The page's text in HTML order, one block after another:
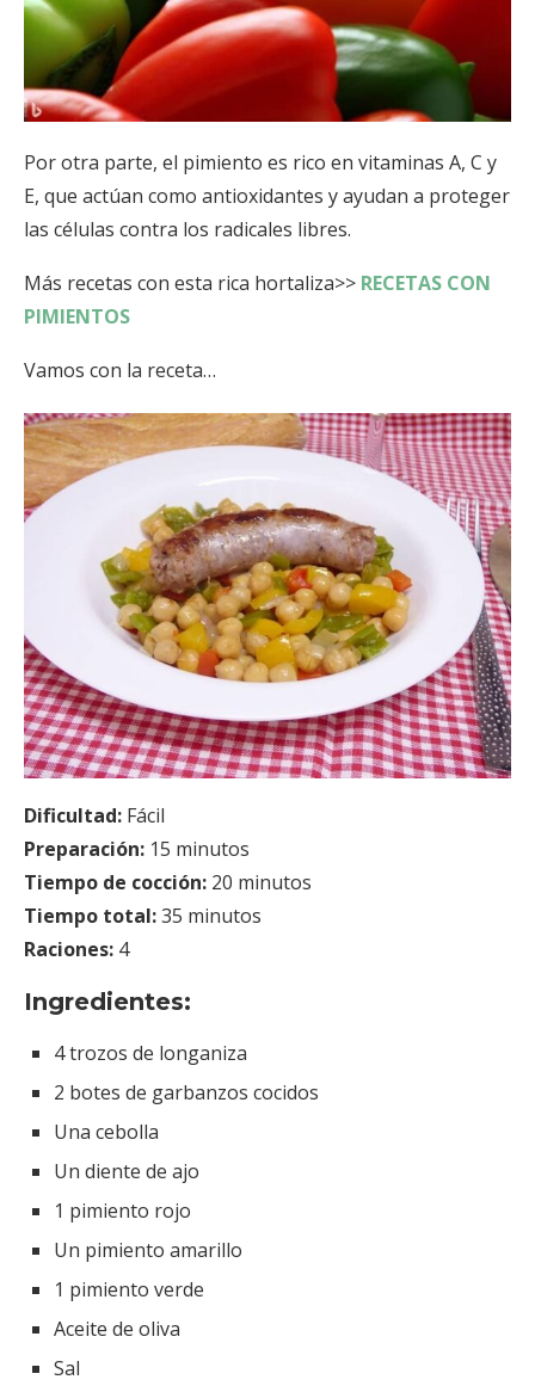
Por otra parte, el pimiento es rico en vitaminas A, C y
E, que actúan como antioxidantes y ayudan a proteger
las células contra los radicales libres.
Más recetas con esta rica hortaliza>> RECETAS CON
PIMIENTOS
Vamos con la receta…
Dificultad: Fácil
Preparación: 15 minutos
Tiempo de cocción: 20 minutos
Tiempo total:35 minutos
Raciones: 4
Ingredientes:
4 trozos de longaniza
2 botes de garbanzos cocidos
Una cebolla
Un diente de ajo
1 pimiento rojo
Un pimiento amarillo
1 pimiento verde
Aceite de oliva
Sal